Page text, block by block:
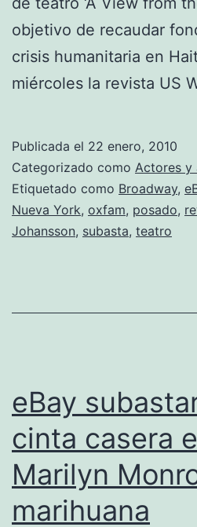
objetivo de recaudar
crisis humanitaria en
miércoles la revista US
Publicada el 22 enero, 2010
Categorizado como Actores y
Etiquetado como Broadway,
Nueva York, oxfam, posado,
Johansson, subasta, teatro
eBay
cinta casera
Marilyn
marihuana